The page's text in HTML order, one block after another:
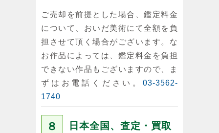
ご売却を前提とした場合、鑑定料金
について、おいだ美術にて全額を負
担させて頂く場合がございます。な
お作品によっては、鑑定料金を負担
できない作品もございますので、ま
ずはお電話ください。 03-3562-
1740
８
日本全国、査定・買取